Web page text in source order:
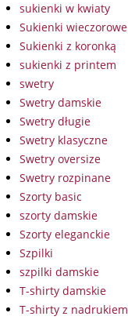
sukienki w kwiaty
Sukienki wieczorowe
Sukienki z koronką
sukienki z printem
swetry
Swetry damskie
Swetry długie
Swetry klasyczne
Swetry oversize
Swetry rozpinane
Szorty basic
szorty damskie
Szorty eleganckie
Szpilki
szpilki damskie
T-shirty damskie
T-shirty z nadrukiem